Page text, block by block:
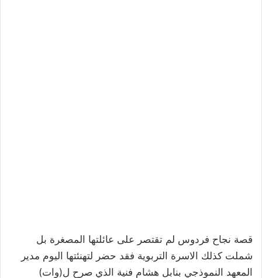
قصة نجاح فردوس لم تقتصر على عائلتها المصغرة بل
شملت كذلك الاسرة التربوية فقد حضر لتهنئتها اليوم مدير
المعهد النموذجي بنابل هشام فنية الذي صرح ل(وات)